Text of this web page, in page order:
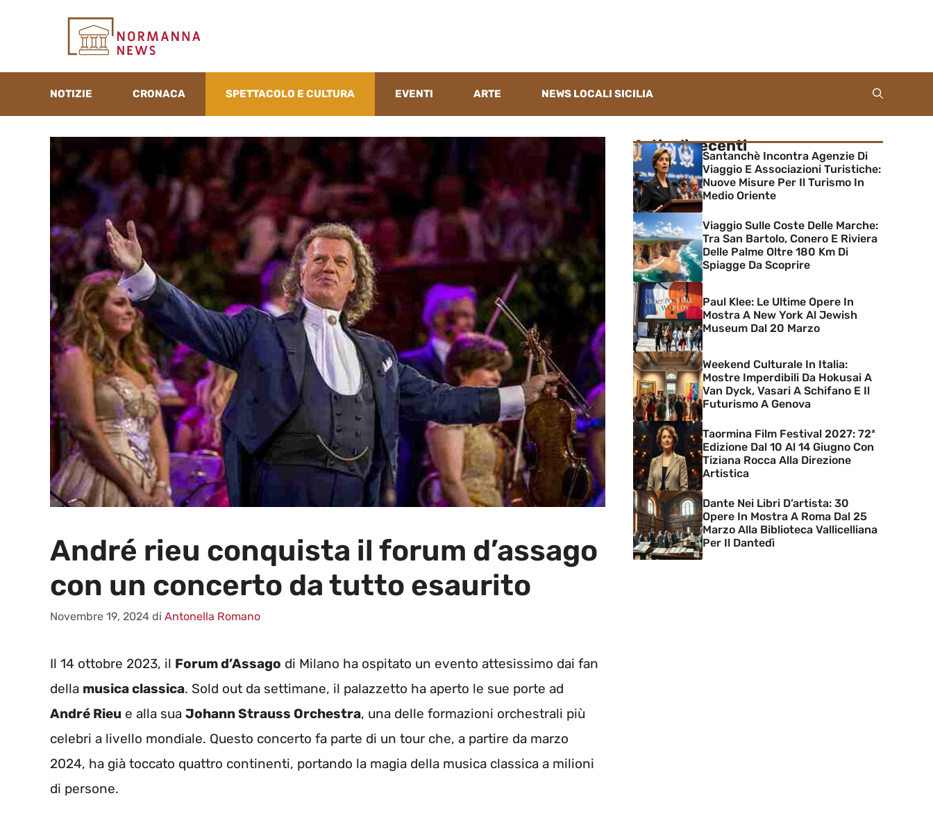
NOTIZIE CRONACA SPETTACOLO E CULTURA EVENTI ARTE NEWS LOCALI SICILIA
André rieu conquista il forum d’assago
con un concerto da tutto esaurito
Novembre 19, 2024 di Antonella Romano
Il 14 ottobre 2023, il Forum d’Assago di Milano ha ospitato un evento attesissimo dai fan
della musica classica. Sold out da settimane, il palazzetto ha aperto le sue porte ad
André Rieu e alla sua Johann Strauss Orchestra, una delle formazioni orchestrali più
celebri a livello mondiale. Questo concerto fa parte di un tour che, a partire da marzo
2024, ha già toccato quattro continenti, portando la magia della musica classica a milioni
di persone.
Articoli recenti
Santanchè Incontra Agenzie Di
Viaggio E Associazioni Turistiche:
Nuove Misure Per Il Turismo In
Medio Oriente
Viaggio Sulle Coste Delle Marche:
Tra San Bartolo, Conero E Riviera
Delle Palme Oltre 180 Km Di
Spiagge Da Scoprire
Paul Klee: Le Ultime Opere In
Mostra A New York Al Jewish
Museum Dal 20 Marzo
Weekend Culturale In Italia:
Mostre Imperdibili Da Hokusai A
Van Dyck, Vasari A Schifano E Il
Futurismo A Genova
Taormina Film Festival 2027: 72ª
Edizione Dal 10 Al 14 Giugno Con
Tiziana Rocca Alla Direzione
Artistica
Dante Nei Libri D’artista: 30
Opere In Mostra A Roma Dal 25
Marzo Alla Biblioteca Vallicelliana
Per Il Dantedì